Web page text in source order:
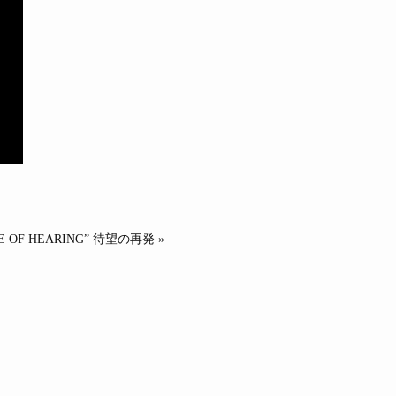
OF HEARING” 待望の再発 »